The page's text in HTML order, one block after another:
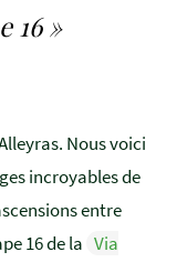
16 »
Nous voici
incroyables de
entre
16 de la Via